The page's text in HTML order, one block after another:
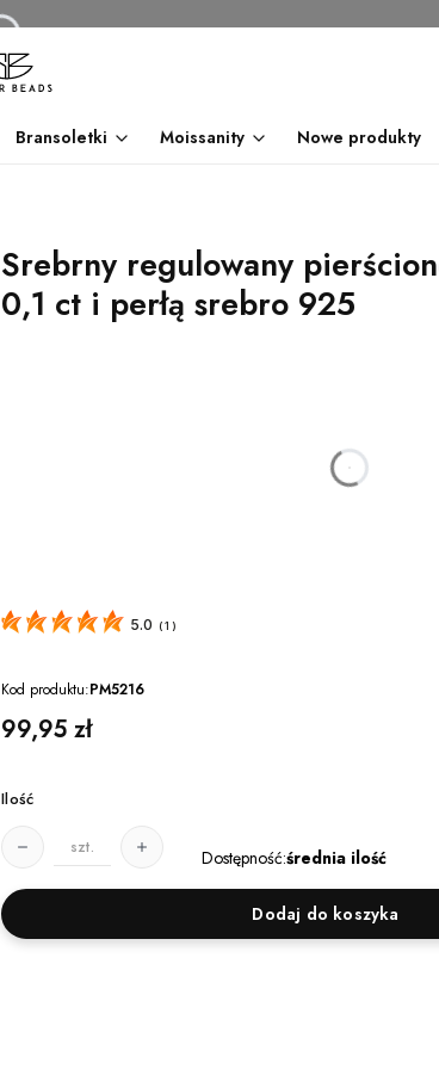
Bransoletki Moissanity Nowe produkty
Srebrny regulowany
0,1 ct i perłą srebro 925
godzin
5.0 (1 )
Kod produktu:PM5216
Cena
99,95 zł
Ilość
szt. Dostępność:średnia ilość
Dodaj do koszyka